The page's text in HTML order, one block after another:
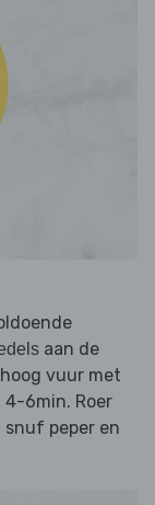
aan de
vuur met
4-6min. Roer
snuf peper en